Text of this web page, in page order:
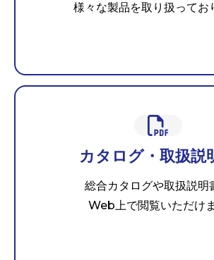
様々な製品を取り扱ってお
カタログ・取扱説
総合カタログや取扱説明
Web上で閲覧いただけ